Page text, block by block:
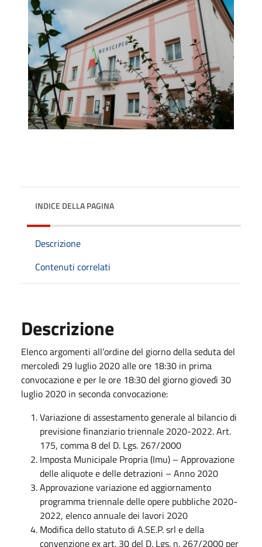
INDICE DELLA PAGINA
Descrizione
Contenuti correlati
Descrizione
Elenco argomenti all’ordine del giorno della seduta del
mercoledì 29 luglio 2020 alle ore 18:30 in prima
convocazione e per le ore 18:30 del giorno giovedì 30
luglio 2020 in seconda convocazione:
Variazione di assestamento generale al bilancio di
previsione finanziario triennale 2020-2022. Art.
175, comma 8 del D. Lgs. 267/2000
Imposta Municipale Propria (Imu) – Approvazione
delle aliquote e delle detrazioni – Anno 2020
Approvazione variazione ed aggiornamento
programma triennale delle opere pubbliche 2020-
2022, elenco annuale dei lavori 2020
Modifica dello statuto di A.SE.P. srl e della
convenzione ex art. 30 del D. Lgs. n. 267/2000 per